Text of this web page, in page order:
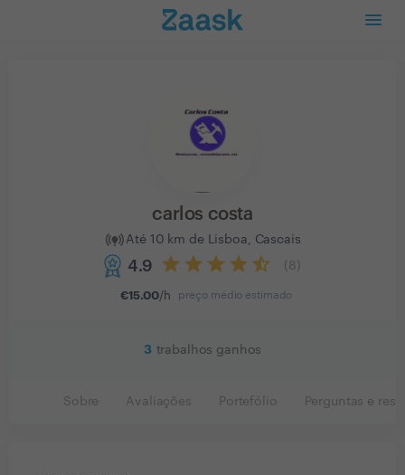
carlos costa
Até 10 km de Lisboa, Cascais
4.9 8
€15.00/h preço médio estimado
3 trabalhos ganhos
Sobre Avaliações Portefólio Perguntas e